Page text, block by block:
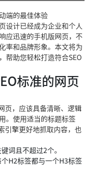
端的最佳体验
设计已经成为企业和个人
应迅速的手机版网页，不
率和品牌形象。本文将为
帮助您轻松打造符合SEO
标准的网页
页，应该具备清晰、逻辑
。使用适当的标题标签
引擎更好地抓取内容，也
词且不超过2个。
H2标签都与一个H3标签